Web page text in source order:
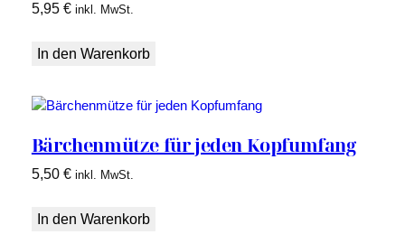
5,95 € inkl. MwSt.
In den Warenkorb
Bärchenmütze für jeden Kopfumfang
5,50 € inkl. MwSt.
In den Warenkorb